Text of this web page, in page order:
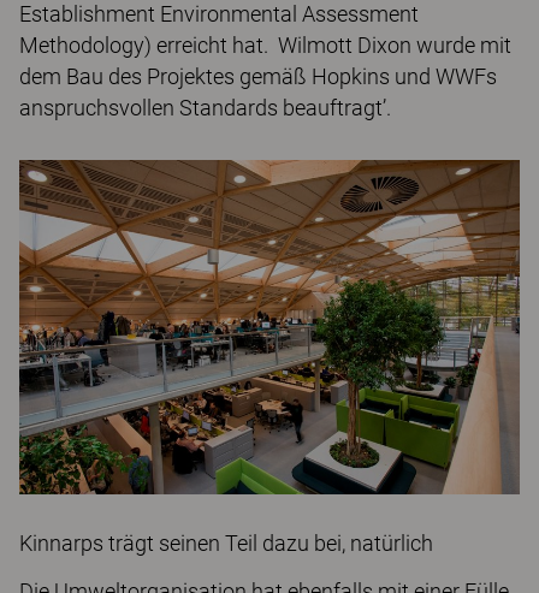
Establishment Environmental Assessment
Methodology) erreicht hat. Wilmott Dixon wurde mit
dem Bau des Projektes gemäß Hopkins und WWFs
anspruchsvollen Standards beauftragt’.
Kinnarps trägt seinen Teil dazu bei, natürlich